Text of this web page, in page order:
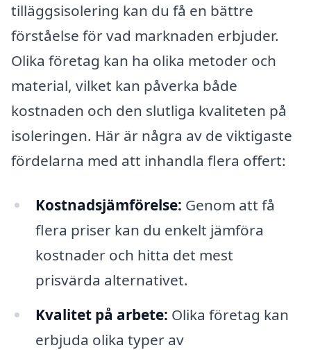
tilläggsisolering kan du få en bättre
förståelse för vad marknaden erbjuder.
Olika företag kan ha olika metoder och
material, vilket kan påverka både
kostnaden och den slutliga kvaliteten på
isoleringen. Här är några av de viktigaste
fördelarna med att inhandla flera offert:
Kostnadsjämförelse: Genom att få
flera priser kan du enkelt jämföra
kostnader och hitta det mest
prisvärda alternativet.
Kvalitet på arbete: Olika företag kan
erbjuda olika typer av